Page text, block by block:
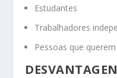
Estudantes
Trabalhadores
Pessoas que